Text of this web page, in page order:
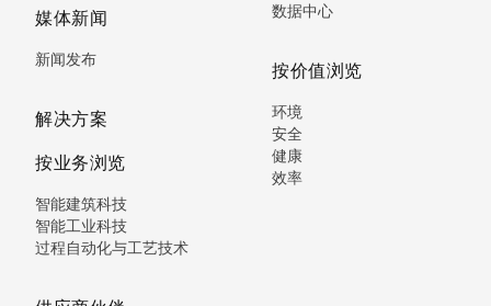
媒体新闻
新闻发布
解决方案
按业务浏览
智能建筑科技
智能工业科技
过程自动化与工艺技术
数据中心
按价值浏览
环境
安全
健康
效率